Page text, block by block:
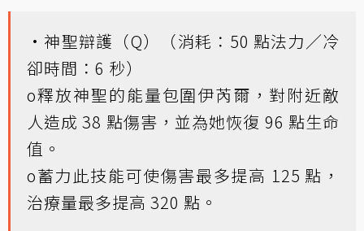
•神聖辯護（Q）（消耗：50 點法力／冷
卻時間：6 秒）
o釋放神聖的能量包圍伊芮爾，對附近敵
人造成 38 點傷害，並為她恢復 96 點生命
值。
o蓄力此技能可使傷害最多提高 125 點，
治療量最多提高 320 點。